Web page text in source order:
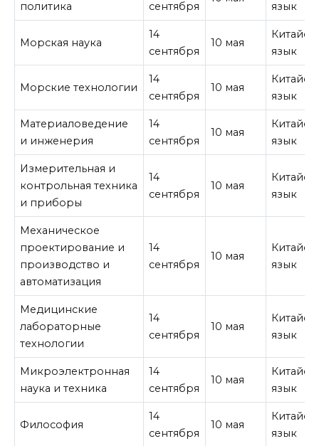
политика сентября язык
Морская наука
14
сентября
10 мая
язык
Морские технологии
14
сентября
10 мая
язык
Материаловедение
и инженерия
14
сентября
10 мая
язык
Измерительная и
контрольная техника
и приборы
14
сентября
10 мая
язык
Механическое
проектирование и
производство и
автоматизация
14
сентября
10 мая
язык
Медицинские
лабораторные
технологии
14
сентября
10 мая
язык
Микроэлектронная
наука и техника
14
сентября
10 мая
язык
Философия
14
сентября
10 мая
язык